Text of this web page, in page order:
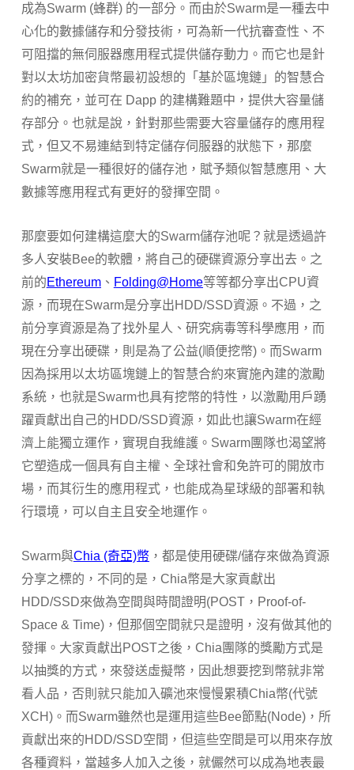
成為Swarm (蜂群) 的一部分。而由於Swarm是一種去中
心化的數據儲存和分發技術，可為新一代抗審查性、 不
可阻擋的無伺服器應用程式提供儲存動力。而它也是針
對以太坊加密貨幣最初設想的「基於區塊鏈」的智慧合
約的補充，並可在 Dapp 的建構難題中，提供大容量儲
存部分。也就是說，針對那些需要大容量儲存的應用程
式，但又不易連結到特定儲存伺服器的狀態下，那麼
Swarm就是一種很好的儲存池，賦予類似智慧應用、大
數據等應用程式有更好的發揮空間。
那麼要如何建構這麼大的Swarm儲存池呢？就是透過許
多人安裝Bee的軟體，將自己的硬碟資源分享出去。之
前的Ethereum、 Folding@Home等等都分享出CPU資
源，而現在Swarm是分享出HDD/SSD資源。不過，之
前分享資源是為了找外星人、研究病毒等科學應用，而
現在分享出硬碟，則是為了公益(順便挖幣)。而Swarm
因為採用以太坊區塊鏈上的智慧合約來實施內建的激勵
系統，也就是Swarm也具有挖幣的特性，以激勵用戶踴
躍貢獻出自己的HDD/SSD資源，如此也讓Swarm在經
濟上能獨立運作，實現自我維護。Swarm團隊也渴望將
它塑造成一個具有自主權、全球社會和免許可的開放市
場，而其衍生的應用程式，也能成為星球級的部署和執
行環境，可以自主且安全地運作。
Swarm與Chia (奇亞)幣，都是使用硬碟/儲存來做為資源
分享之標的，不同的是，Chia幣是大家貢獻出
HDD/SSD來做為空間與時間證明(POST，Proof-of-
Space & Time)，但那個空間就只是證明，沒有做其他的
發揮。大家貢獻出POST之後，Chia團隊的獎勵方式是
以抽獎的方式，來發送虛擬幣，因此想要挖到幣就非常
看人品，否則就只能加入礦池來慢慢累積Chia幣(代號
XCH)。而Swarm雖然也是運用這些Bee節點(Node)，所
貢獻出來的HDD/SSD空間，但這些空間是可以用來存放
各種資料，當越多人加入之後，就儼然可以成為地表最